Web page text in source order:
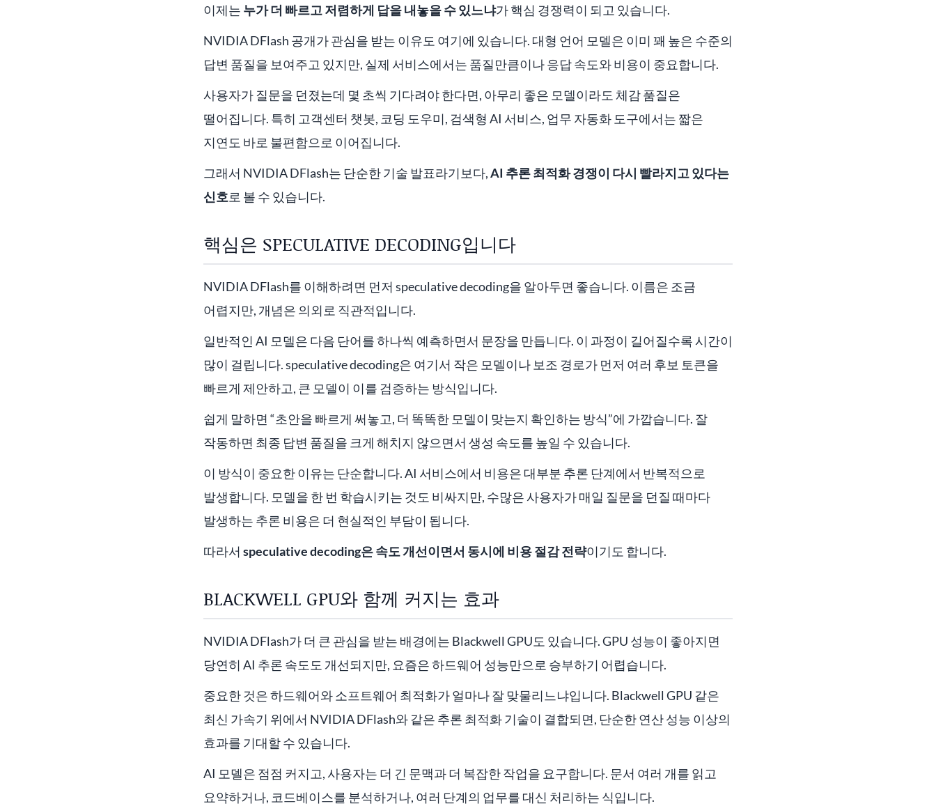
이제는 누가 더 빠르고 저렴하게 답을 내놓을 수 있느냐가 핵심 경쟁력이 되고 있습니다.
NVIDIA DFlash 공개가 관심을 받는 이유도 여기에 있습니다. 대형 언어 모델은 이미 꽤 높은 수준의
답변 품질을 보여주고 있지만, 실제 서비스에서는 품질만큼이나 응답 속도와 비용이 중요합니다.
사용자가 질문을 던졌는데 몇 초씩 기다려야 한다면, 아무리 좋은 모델이라도 체감 품질은
떨어집니다. 특히 고객센터 챗봇, 코딩 도우미, 검색형 AI 서비스, 업무 자동화 도구에서는 짧은
지연도 바로 불편함으로 이어집니다.
그래서 NVIDIA DFlash는 단순한 기술 발표라기보다,AI 추론 최적화 경쟁이 다시 빨라지고 있다는
신호로 볼 수 있습니다.
핵심은 SPECULATIVE DECODING입니다
NVIDIA DFlash를 이해하려면 먼저 speculative decoding을 알아두면 좋습니다. 이름은 조금
어렵지만, 개념은 의외로 직관적입니다.
일반적인 AI 모델은 다음 단어를 하나씩 예측하면서 문장을 만듭니다. 이 과정이 길어질수록 시간이
많이 걸립니다. speculative decoding은 여기서 작은 모델이나 보조 경로가 먼저 여러 후보 토큰을
빠르게 제안하고, 큰 모델이 이를 검증하는 방식입니다.
쉽게 말하면 “초안을 빠르게 써놓고, 더 똑똑한 모델이 맞는지 확인하는 방식”에 가깝습니다. 잘
작동하면 최종 답변 품질을 크게 해치지 않으면서 생성 속도를 높일 수 있습니다.
이 방식이 중요한 이유는 단순합니다. AI 서비스에서 비용은 대부분 추론 단계에서 반복적으로
발생합니다. 모델을 한 번 학습시키는 것도 비싸지만, 수많은 사용자가 매일 질문을 던질 때마다
발생하는 추론 비용은 더 현실적인 부담이 됩니다.
따라서 speculative decoding은 속도 개선이면서 동시에 비용 절감 전략이기도 합니다.
BLACKWELL GPU와 함께 커지는 효과
NVIDIA DFlash가 더 큰 관심을 받는 배경에는 Blackwell GPU도 있습니다. GPU 성능이 좋아지면
당연히 AI 추론 속도도 개선되지만, 요즘은 하드웨어 성능만으로 승부하기 어렵습니다.
중요한 것은 하드웨어와 소프트웨어 최적화가 얼마나 잘 맞물리느냐입니다. Blackwell GPU 같은
최신 가속기 위에서 NVIDIA DFlash와 같은 추론 최적화 기술이 결합되면, 단순한 연산 성능 이상의
효과를 기대할 수 있습니다.
AI 모델은 점점 커지고, 사용자는 더 긴 문맥과 더 복잡한 작업을 요구합니다. 문서 여러 개를 읽고
요약하거나, 코드베이스를 분석하거나, 여러 단계의 업무를 대신 처리하는 식입니다.